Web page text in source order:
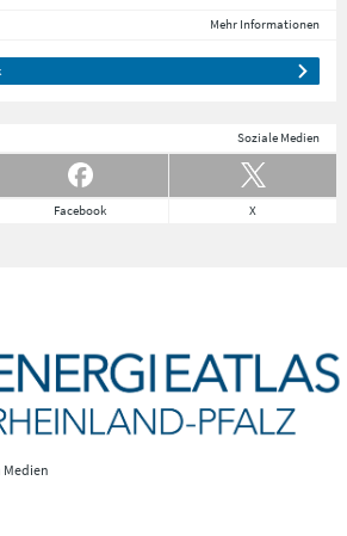
Mehr Informationen
Soziale Medien
Facebook X
Medien